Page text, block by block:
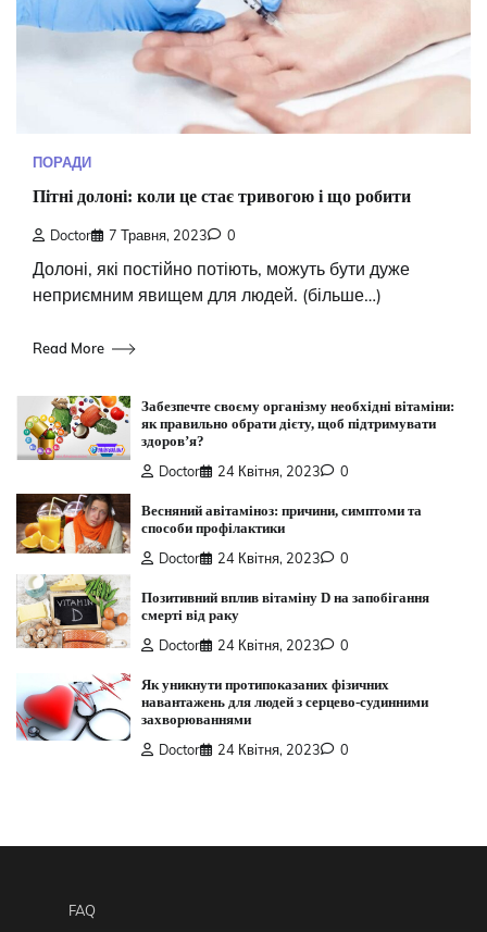
ПОРАДИ
Пітні долоні: коли це стає тривогою і що робити
Doctor 7 Травня, 2023 0
Долоні, які постійно потіють, можуть бути дуже
неприємним явищем для людей. (більше…)
Read More
Забезпечте своєму організму необхідні вітаміни:
як правильно обрати дієту, щоб підтримувати
здоров’я?
Doctor 24 Квітня, 2023 0
Весняний авітаміноз: причини, симптоми та
способи профілактики
Doctor 24 Квітня, 2023 0
Позитивний вплив вітаміну D на запобігання
смерті від раку
Doctor 24 Квітня, 2023 0
Як уникнути протипоказаних фізичних
навантажень для людей з серцево-судинними
захворюваннями
Doctor 24 Квітня, 2023 0
FAQ